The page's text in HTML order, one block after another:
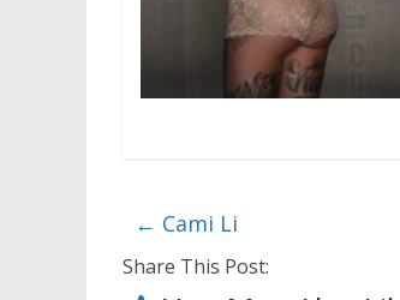
← Cami Li
Share This Post: